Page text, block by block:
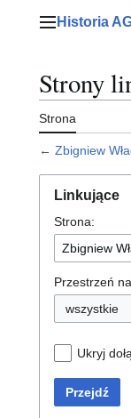
Menu główne
Historia
Strony
Strona
← Zbigniew
Linkujące
Strona:
Przestrzeń
wszystkie
Ukryj
Przejdź